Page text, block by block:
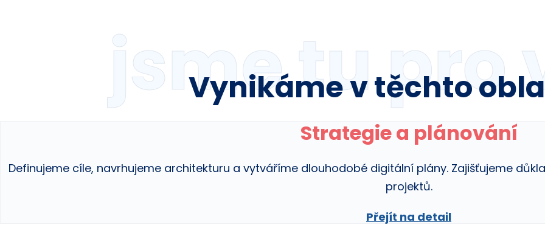
jsme tu pro
Vynikáme v těchto
Strategie a plánování
Definujeme cíle, navrhujeme architekturu a vytváříme dlouhodobé digitální plány. Zajišťujeme
projektů.
Přejít na detail